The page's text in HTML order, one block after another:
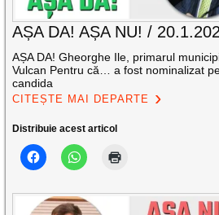
AȘA DA! AȘA NU! /
AȘA DA! Gheorghe Ile, primarul
Vulcan Pentru că… a fost nominalizat
candida
CITEȘTE MAI DEPARTE
Distribuie acest articol